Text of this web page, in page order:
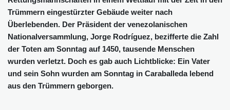
Trümmern eingestürzter Gebäude weiter nach
Überlebenden. Der Präsident der venezolanischen
Nationalversammlung, Jorge Rodríguez, bezifferte die Zahl
der Toten am Sonntag auf 1450, tausende Menschen
wurden verletzt. Doch es gab auch Lichtblicke: Ein Vater
und sein Sohn wurden am Sonntag in Caraballeda lebend
aus den Trümmern geborgen.